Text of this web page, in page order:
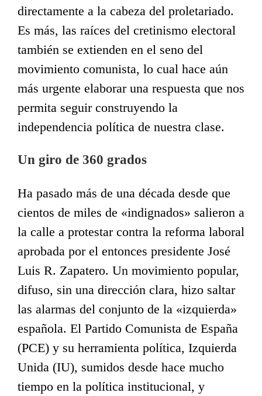
directamente a la cabeza del proletariado.
Es más, las raíces del cretinismo electoral
también se extienden en el seno del
movimiento comunista, lo cual hace aún
más urgente elaborar una respuesta que nos
permita seguir construyendo la
independencia política de nuestra clase.
Un giro de 360 grados
Ha pasado más de una década desde que
cientos de miles de «indignados» salieron a
la calle a protestar contra la reforma laboral
aprobada por el entonces presidente José
Luis R. Zapatero. Un movimiento popular,
difuso, sin una dirección clara, hizo saltar
las alarmas del conjunto de la «izquierda»
española. El Partido Comunista de España
(PCE) y su herramienta política, Izquierda
Unida (IU), sumidos desde hace mucho
tiempo en la política institucional, y